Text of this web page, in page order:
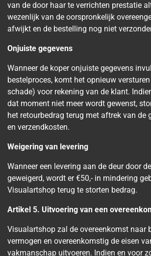
van de door haar te verrichten prestatie
wezenlijk van de oorspronkelijk
afwijkt en de bestelling nog niet
Onjuiste gegevens
Wanneer de koper onjuiste gegevens
bestelproces, komt het opnieuw
schade) voor rekening van de klant.
dat moment niet meer wordt gewenst,
het retourbedrag terug met aftrek van de
en verzendkosten.
Weigering van levering
Wanneer een levering aan de deur door
geweigerd, wordt er €50,- in mindering
Visualartshop terug te storten bedrag.
Artikel 5. Uitvoering van een
Visualartshop zal de overeenkomst naar
vermogen en overeenkomstig de eisen
vakmanschap uitvoeren. Indien en voor